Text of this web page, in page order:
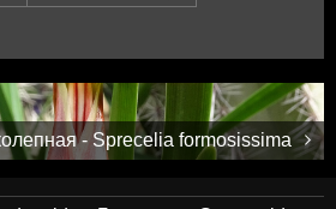
- Sprecelia formosissima